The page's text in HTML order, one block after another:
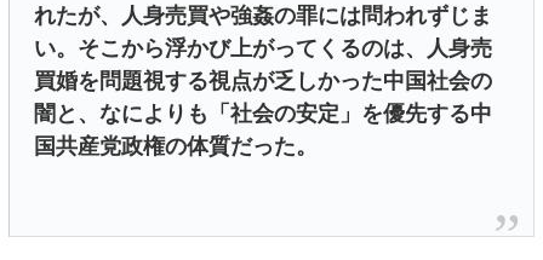
れたが、人身売買や強姦の罪には問われずじま
い。そこから浮かび上がってくるのは、人身売
買婚を問題視する視点が乏しかった中国社会の
闇と、なによりも「社会の安定」を優先する中
国共産党政権の体質だった。